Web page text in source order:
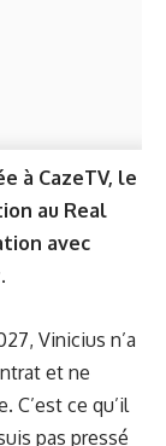
à CazeTV, le
au Real
avec
Vinicius n’a
et ne
C’est ce qu’il
pas pressé